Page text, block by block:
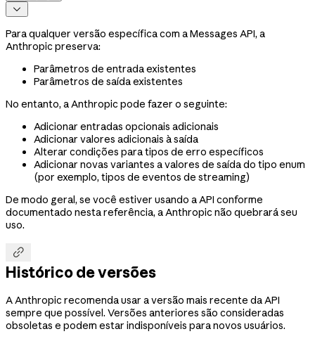

Para qualquer versão específica com a Messages API, a
Anthropic preserva:
Parâmetros de entrada existentes
Parâmetros de saída existentes
No entanto, a Anthropic pode fazer o seguinte:
Adicionar entradas opcionais adicionais
Adicionar valores adicionais à saída
Alterar condições para tipos de erro específicos
Adicionar novas variantes a valores de saída do tipo enum
(por exemplo, tipos de eventos de streaming)
De modo geral, se você estiver usando a API conforme
documentado nesta referência, a Anthropic não quebrará seu
uso.

Histórico de versões
A Anthropic recomenda usar a versão mais recente da API
sempre que possível. Versões anteriores são consideradas
obsoletas e podem estar indisponíveis para novos usuários.